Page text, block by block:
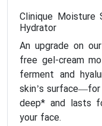
Clinique Moisture
Hydrator
An upgrade on
free gel-cream
ferment and
skin’s surface—for
deep* and lasts
your face.